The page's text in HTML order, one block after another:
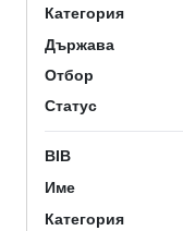
Категория
Държава
Отбор
Статус
BIB
Име
Категория